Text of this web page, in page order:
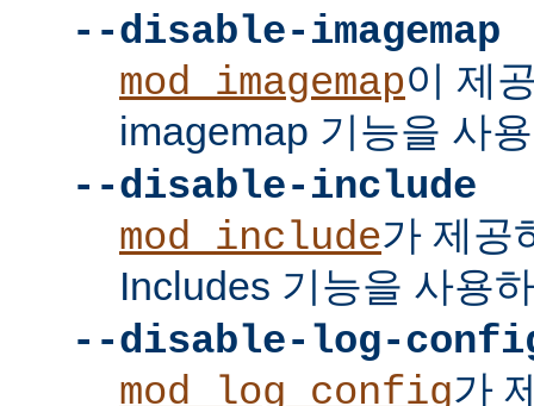
--disable-imagemap
mod_imagemap이 제
imagemap 기능을 사
--disable-include
mod_include가 제공
Includes 기능을 사용
--disable-log-
mod_log_config가